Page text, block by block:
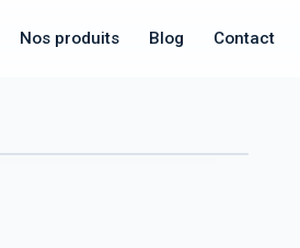
Nos produits Blog Contact